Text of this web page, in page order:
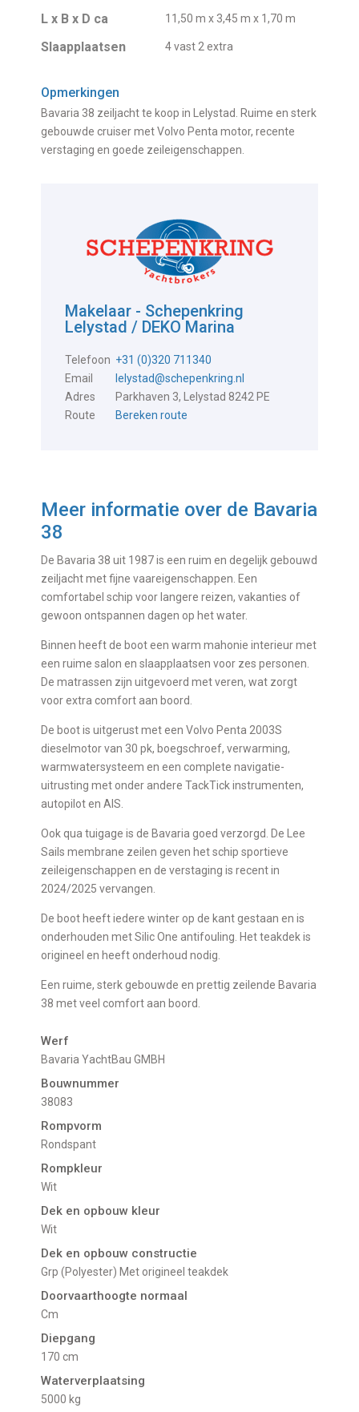
L x B x D ca 11,50 m x 3,45 m x 1,70 m
Slaapplaatsen 4 vast 2 extra
Opmerkingen
Bavaria 38 zeiljacht te koop in Lelystad. Ruime en sterk
gebouwde cruiser met Volvo Penta motor, recente
verstaging en goede zeileigenschappen.
Makelaar - Schepenkring
Lelystad / DEKO Marina
Telefoon +31 (0)320 711340
Email
lelystad@schepenkring.nl
Adres
Parkhaven 3, Lelystad 8242 PE
Route
Bereken route
Meer informatie over de Bavaria
38
De Bavaria 38 uit 1987 is een ruim en degelijk gebouwd
zeiljacht met fijne vaareigenschappen. Een
comfortabel schip voor langere reizen, vakanties of
gewoon ontspannen dagen op het water.
Binnen heeft de boot een warm mahonie interieur met
een ruime salon en slaapplaatsen voor zes personen.
De matrassen zijn uitgevoerd met veren, wat zorgt
voor extra comfort aan boord.
De boot is uitgerust met een Volvo Penta 2003S
dieselmotor van 30 pk, boegschroef, verwarming,
warmwatersysteem en een complete navigatie-
uitrusting met onder andere TackTick instrumenten,
autopilot en AIS.
Ook qua tuigage is de Bavaria goed verzorgd. De Lee
Sails membrane zeilen geven het schip sportieve
zeileigenschappen en de verstaging is recent in
2024/2025 vervangen.
De boot heeft iedere winter op de kant gestaan en is
onderhouden met Silic One antifouling. Het teakdek is
origineel en heeft onderhoud nodig.
Een ruime, sterk gebouwde en prettig zeilende Bavaria
38 met veel comfort aan boord.
Werf
Bavaria YachtBau GMBH
Bouwnummer
38083
Rompvorm
Rondspant
Rompkleur
Wit
Dek en opbouw kleur
Wit
Dek en opbouw constructie
Grp (Polyester) Met origineel teakdek
Doorvaarthoogte normaal
cm
Diepgang
170 cm
Waterverplaatsing
5000 kg